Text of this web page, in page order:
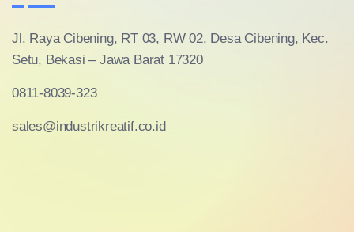
Jl. Raya Cibening, RT 03, RW 02, Desa Cibening, Kec.
Setu, Bekasi – Jawa Barat 17320
0811-8039-323
sales@industrikreatif.co.id